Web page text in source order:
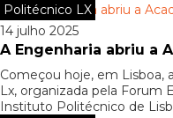
Politécnico LX
14 julho 2025
A Engenharia abriu a
Começou hoje, em Lisboa,
Lx, organizada pela Forum
Instituto Politécnico de